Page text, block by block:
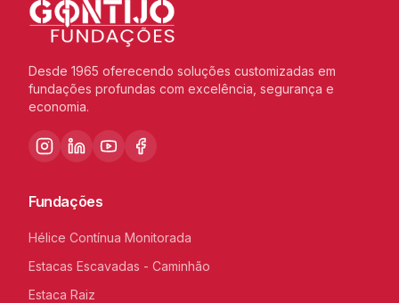
Desde 1965 oferecendo soluções customizadas em
fundações profundas com excelência, segurança e
economia.
Fundações
Hélice Contínua Monitorada
Estacas Escavadas - Caminhão
Estaca Raiz